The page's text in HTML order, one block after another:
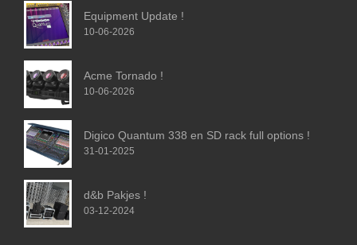
Equipment Update !
10-06-2026
Acme Tornado !
10-06-2026
Digico Quantum 338 en SD rack full options !
31-01-2025
d&b Pakjes !
03-12-2024